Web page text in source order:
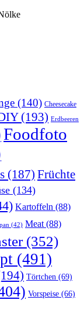
(140) Cheesecake
(193) Erdbeeren
Foodfoto
(187) Früchte
(134)
Kartoffeln (88)
(42) Meat (88)
(352)
(491)
Törtchen (69)
Vorspeise (66)